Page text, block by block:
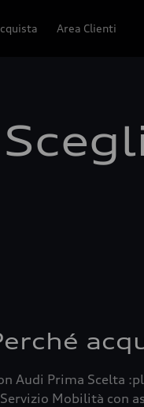
Area Clienti
Audi Prima
Mobilità con